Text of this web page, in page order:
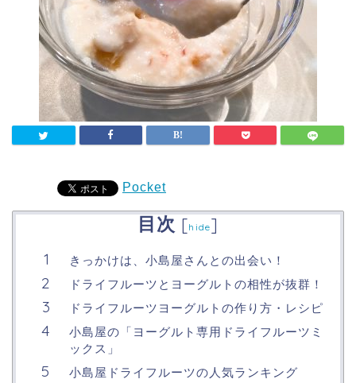
Pocket
目次 [hide]
きっかけは、小島屋さんとの出会い！
ドライフルーツとヨーグルトの相性が抜群！
ドライフルーツヨーグルトの作り方・レシピ
小島屋の「ヨーグルト専用ドライフルーツミ
ックス」
小島屋ドライフルーツの人気ランキング